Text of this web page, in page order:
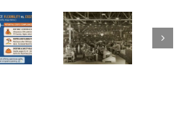
Impact
on
Manufacturing
The New
Labour